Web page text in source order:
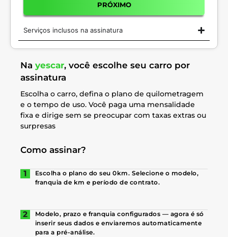
PRÓXIMO
Serviços inclusos na assinatura
Na yescar, você escolhe seu carro por
assinatura
Escolha o carro, defina o plano de quilometragem
e o tempo de uso. Você paga uma mensalidade
fixa e dirige sem se preocupar com taxas extras ou
surpresas
Como assinar?
Escolha o plano do seu 0km. Selecione o modelo,
franquia de km e período de contrato.
Modelo, prazo e franquia configurados — agora é só
inserir seus dados e enviaremos automaticamente
para a pré-análise.